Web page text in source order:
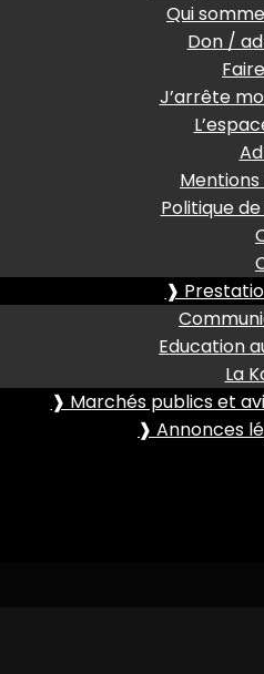
Qui
Don /
J’arrête
Politique
❱
Education
La
❱ Marchés publics et
❱ Annonces